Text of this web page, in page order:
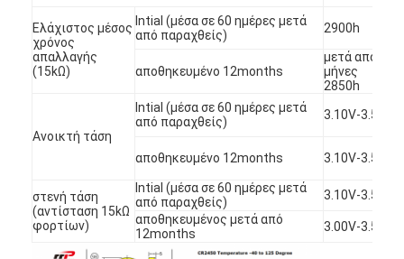
Ελάχιστος μέσος
χρόνος
απαλλαγής
(15kΩ)
Intial (μέσα σε 60 ημέρες μετά
από παραχθείς)
2900h
αποθηκευμένο 12months
μετά από 12
μήνες
2850h
Ανοικτή τάση
Intial (μέσα σε 60 ημέρες μετά
από παραχθείς)
3.10V-3.50V
αποθηκευμένο 12months 3.10V-3.50V
στενή τάση
(αντίσταση 15kΩ
φορτίων)
Intial (μέσα σε 60 ημέρες μετά
από παραχθείς)
3.10V-3.50V
αποθηκευμένος μετά από
12months
3.00V-3.50V